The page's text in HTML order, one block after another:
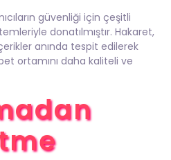
güvenliği için çeşitli
donatılmıştır. Hakaret,
anında tespit edilerek
ortamını daha kaliteli ve